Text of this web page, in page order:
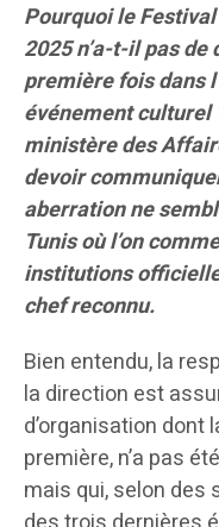
Pourquoi le
2025 n’a-t-il pas
première fois dans
événement culturel
ministère des
devoir
aberration ne
Tunis où l’on
institutions
chef reconnu.
Bien entendu, la
la direction est
d’organisation dont
première, n’a pas
mais qui, selon des